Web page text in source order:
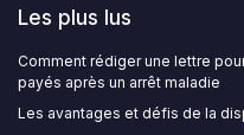
Les plus lus
Comment rédiger une lettre
payés après un arrêt maladie
Les avantages et défis de la